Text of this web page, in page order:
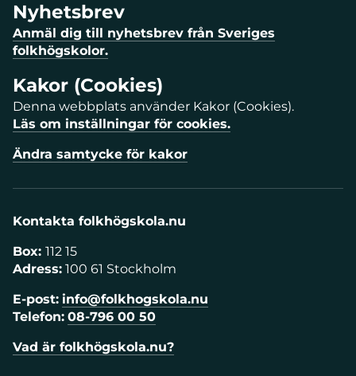
Nyhetsbrev
Anmäl dig till nyhetsbrev från Sveriges
folkhögskolor.
Kakor (Cookies)
Denna webbplats använder Kakor (Cookies).
Läs om inställningar för cookies.
Ändra samtycke för kakor
Kontakta folkhögskola.nu
Box: 112 15
Adress: 100 61 Stockholm
E-post: info@folkhogskola.nu
Telefon: 08-796 00 50
Vad är folkhögskola.nu?